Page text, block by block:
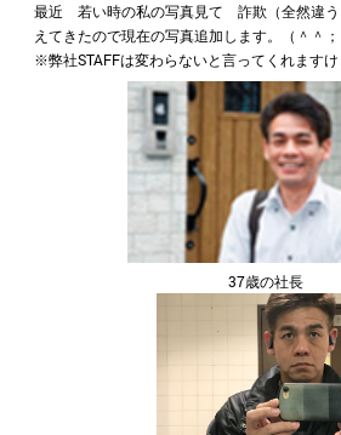
最近 若い時の私の写真見て 詐欺（全然違う
えてきたので現在の写真追加します。（＾＾；
※弊社STAFFは変わらないと言ってくれますけ
37歳の社長